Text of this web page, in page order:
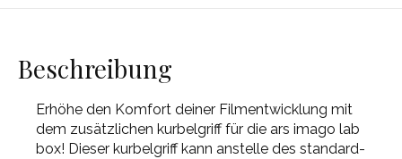
Beschreibung
Erhöhe den Komfort deiner Filmentwicklung mit
dem zusätzlichen kurbelgriff für die ars imago lab
box! Dieser kurbelgriff kann anstelle des standard-